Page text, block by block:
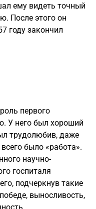
ему видеть точный
После этого он
году закончил
первого
У него был хороший
трудолюбив, даже
было «работа».
научно-
госпиталя
подчеркнув такие
выносливость,